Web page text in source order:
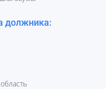
должника: